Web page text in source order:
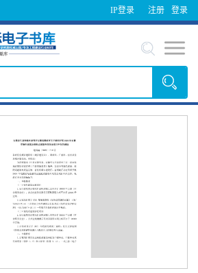
IP登录 登录
注册